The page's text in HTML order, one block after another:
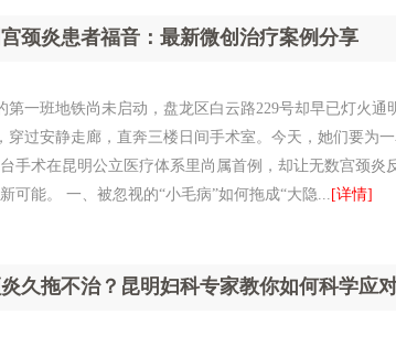
颈炎患者福音：最新微创治疗案例分享
第一班地铁尚未启动，盘龙区白云路229号却早已灯火
穿过安静走廊，直奔三楼日间手术室。今天，她们要为
手术在昆明公立医疗体系里尚属首例，却让无数宫颈炎
可能。 一、被忽视的“小毛病”如何拖成“大隐... [详情]
久拖不治？昆明妇科专家教你如何科学应